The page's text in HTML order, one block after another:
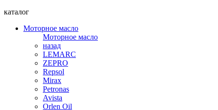
каталог
Моторное масло
Моторное масло
назад
LEMARC
ZEPRO
Repsol
Mirax
Petronas
Avista
Orlen Oil